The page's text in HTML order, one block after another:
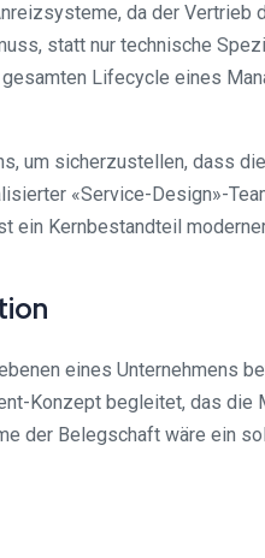
da der Vertrieb
statt nur technische
Lifecycle eines
um sicherzustellen, dass
«Service-Design»-
Kernbestandteil
eines Unternehmens
Konzept begleitet, das
der Belegschaft wäre ein